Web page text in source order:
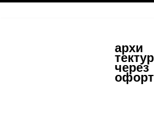
архи
через
офорт